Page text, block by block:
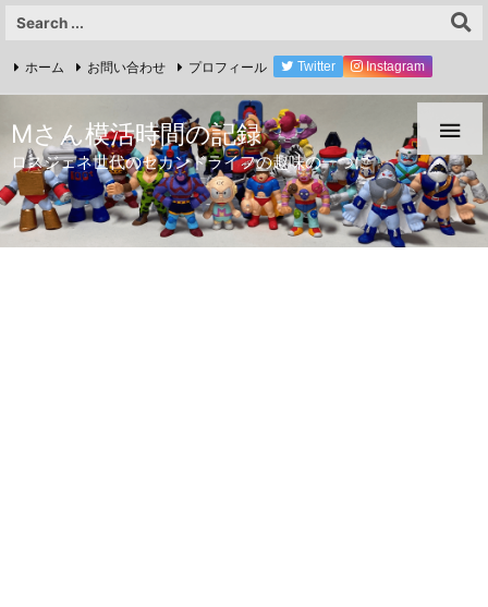

ホーム お問い合わせ プロフィール Twitter Instagram
Mさん模活時間の記録
ロスジェネ世代のセカンドライフの趣味の一つに